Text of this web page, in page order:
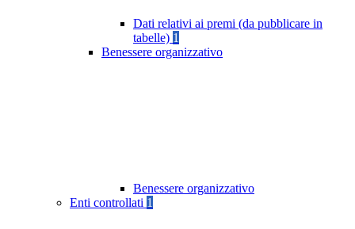
Dati relativi ai premi (da pubblicare in
tabelle) 1
Benessere organizzativo
Benessere organizzativo
Enti controllati 1